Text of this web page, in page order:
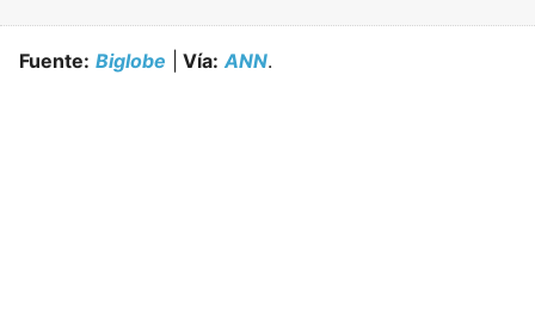
Fuente: Biglobe Vía: ANN.